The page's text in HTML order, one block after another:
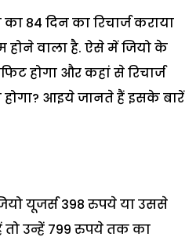
84 दिन का रिचार्ज कराया
होने वाला है. ऐसे में जियो के
होगा और कहां से रिचार्ज
आइये जानते हैं इसके बारें
यूजर्स 398 रुपये या उससे
तो उन्हें 799 रुपये तक का